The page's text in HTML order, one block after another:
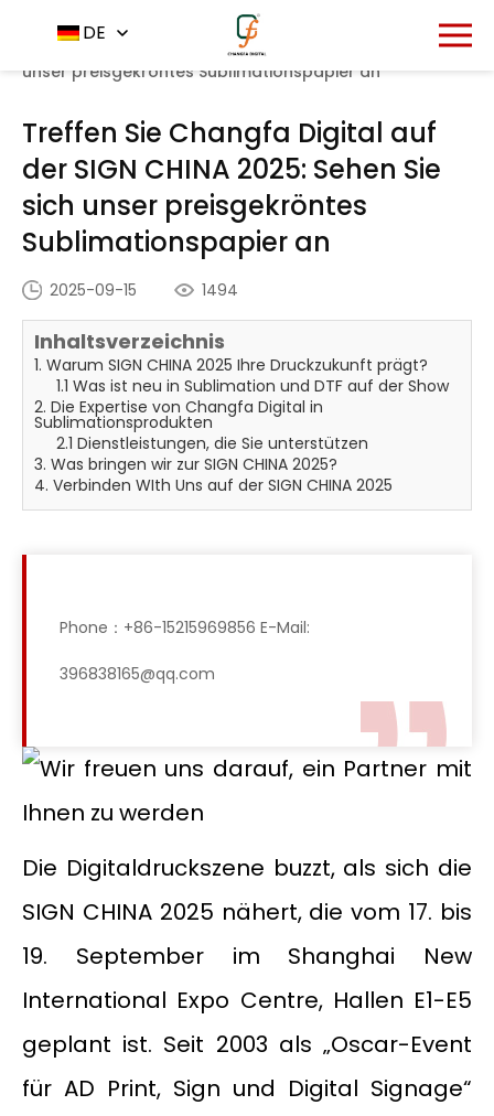
DE
Startseite - Nachrichtenzentrum
Changfa Digital auf der SIGN CHINA 2025: Sehen Sie sich
unser preisgekröntes Sublimationspapier an
Treffen Sie Changfa Digital auf
der SIGN CHINA 2025: Sehen Sie
sich unser preisgekröntes
Sublimationspapier an
2025-09-15 1494
Inhaltsverzeichnis
1. Warum SIGN CHINA 2025 Ihre Druckzukunft prägt?
1.1 Was ist neu in Sublimation und DTF auf der Show
2. Die Expertise von Changfa Digital in
Sublimationsprodukten
2.1 Dienstleistungen, die Sie unterstützen
3. Was bringen wir zur SIGN CHINA 2025?
4. Verbinden WIth Uns auf der SIGN CHINA 2025
Phone：+86-15215969856 E-Mail:
396838165@qq.com
Die Digitaldruckszene buzzt, als sich die
SIGN CHINA 2025 nähert, die vom 17. bis
19. September im Shanghai New
International Expo Centre, Hallen E1-E5
geplant ist. Seit 2003 als „Oscar-Event
für AD Print, Sign und Digital Signage“